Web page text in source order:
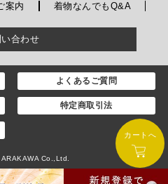
案内 着物なんでもQ&A
い合わせ
よくあるご質問
特定商取引法
Co.,Ltd.
カートへ